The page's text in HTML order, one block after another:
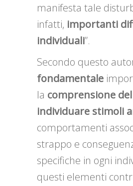
manifesta tale
infatti, importanti
individuali”.
Secondo questo
fondamentale
la comprensione del
individuare stimoli
comportamenti
strappo e
specifiche in ogni
questi elementi